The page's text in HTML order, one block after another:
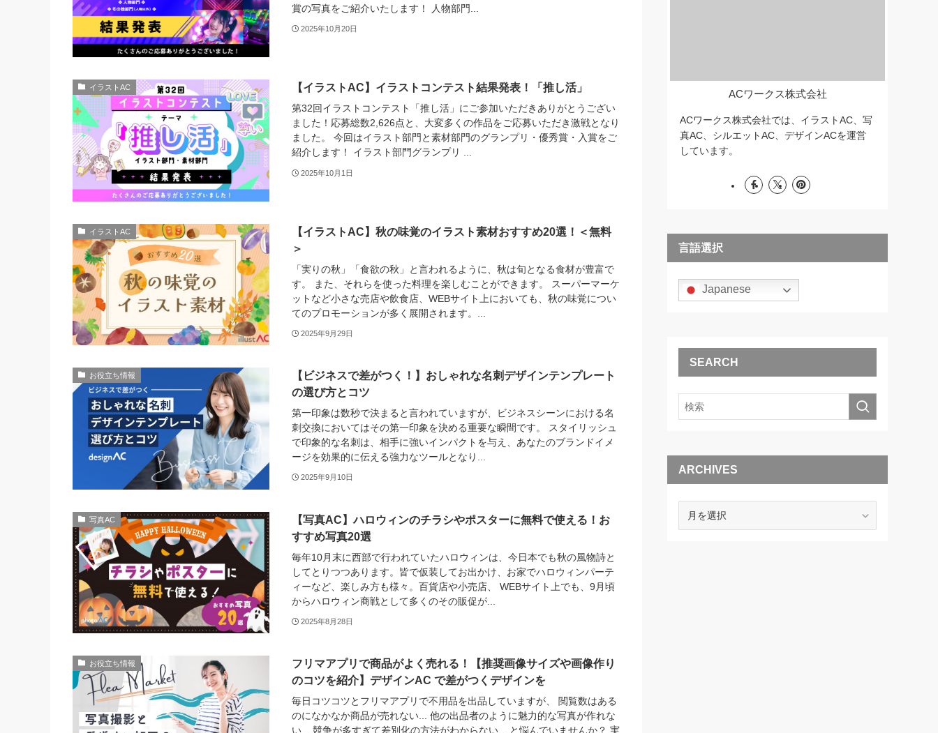
賞の写真をご紹介いたします！ 人物部門...
2025年10月20日
イラストAC 【イラストAC】イラストコンテスト結果発表！「推し活」
第32回イラストコンテスト「推し活」にご参加いただきありがとうござい
ました！応募総数2,626点と、大変多くの作品をご応募いただき激戦となり
ました。 今回はイラスト部門と素材部門のグランプリ・優秀賞・入賞をご
紹介します！ イラスト部門グランプリ ...
2025年10月1日
イラストAC
【イラストAC】秋の味覚のイラスト素材おすすめ20選！＜無料
＞
「実りの秋」「食欲の秋」と言われるように、秋は旬となる食材が豊富で
す。 また、それらを使った料理を楽しむことができます。 スーパーマーケ
ットなど小さな売店や飲食店、WEBサイト上においても、秋の味覚につい
てのプロモーションが多く展開されます。...
2025年9月29日
お役立ち情報
【ビジネスで差がつく！】おしゃれな名刺デザインテンプレート
の選び方とコツ
第一印象は数秒で決まると言われていますが、ビジネスシーンにおける名
刺交換においてはその第一印象を決める重要な瞬間です。 スタイリッシュ
で印象的な名刺は、相手に強いインパクトを与え、あなたのブランドイメ
ージを効果的に伝える強力なツールとなり...
2025年9月10日
写真AC
【写真AC】ハロウィンのチラシやポスターに無料で使える！お
すすめ写真20選
毎年10月末に西部で行われていたハロウィンは、今日本でも秋の風物詩と
してとりつつあります。皆で仮装してお出かけ、お家でハロウィンパーテ
ィーなど、楽しみ方も様々。百貨店や小売店、 WEBサイト上でも、9月頃
からハロウィン商戦として多くのその販促が...
2025年8月28日
お役立ち情報
フリマアプリで商品がよく売れる！【推奨画像サイズや画像作り
のコツを紹介】デザインAC で差がつくデザインを
毎日コツコツとフリマアプリで不用品を出品していますが、 閲覧数はある
のになかなか商品が売れない... 他の出品者のように魅力的な写真が作れな
い... 競争が多すぎて差別化の方法がわからない... と悩んでいませんか？ 実
ACワークス株式会社
ACワークス株式会社では、イラストAC、写
真AC、シルエットAC、デザインACを運営
しています。
言語選択
Japanese
SEARCH
ARCHIVES
ARCHIVES